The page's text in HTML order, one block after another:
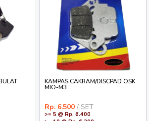
KAMPAS CAKRAM/DISCPAD OSK
MIO-M3
Rp. 6.500 / SET
>= 5 @ Rp. 6.400